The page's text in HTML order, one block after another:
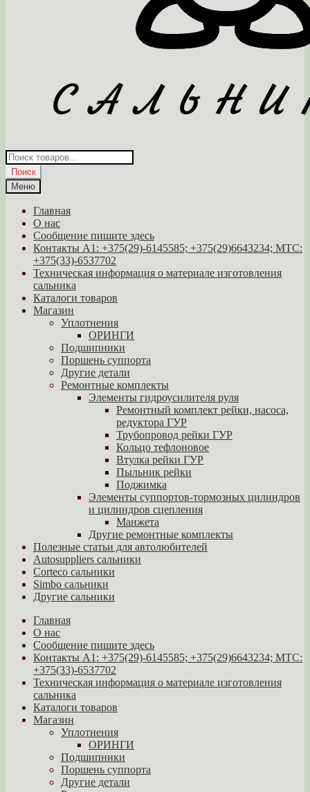
Поиск
товаров
Поиск
Меню
Главная
О нас
Сообщение пишите здесь
Контакты A1: +375(29)-6145585; +375(29)6643234; МТС:
+375(33)-6537702
Техническая информация о материале изготовления
сальника
Каталоги товаров
Магазин
Уплотнения
ОРИНГИ
Подшипники
Поршень суппорта
Другие детали
Ремонтные комплекты
Элементы гидроусилителя руля
Ремонтный комплект рейки, насоса,
редуктора ГУР
Трубопровод рейки ГУР
Кольцо тефлоновое
Втулка рейки ГУР
Пыльник рейки
Поджимка
Элементы суппортов-тормозных цилиндров
и цилиндров сцепления
Манжета
Другие ремонтные комплекты
Полезные статьи для автолюбителей
Autosuppliers сальники
Corteco сальники
Simbo сальники
Другие сальники
Главная
О нас
Сообщение пишите здесь
Контакты A1: +375(29)-6145585; +375(29)6643234; МТС:
+375(33)-6537702
Техническая информация о материале изготовления
сальника
Каталоги товаров
Магазин
Уплотнения
ОРИНГИ
Подшипники
Поршень суппорта
Другие детали